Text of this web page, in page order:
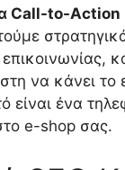
Call-to-Action
να κάνει
είναι ένα
e-shop σας.